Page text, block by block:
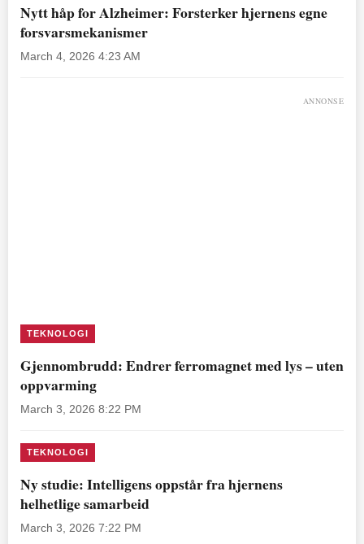
Nytt håp for Alzheimer: Forsterker hjernens egne
forsvarsmekanismer
March 4, 2026 4:23 AM
ANNONSE
TEKNOLOGI
Gjennombrudd: Endrer ferromagnet med lys – uten
oppvarming
March 3, 2026 8:22 PM
TEKNOLOGI
Ny studie: Intelligens oppstår fra hjernens
helhetlige samarbeid
March 3, 2026 7:22 PM